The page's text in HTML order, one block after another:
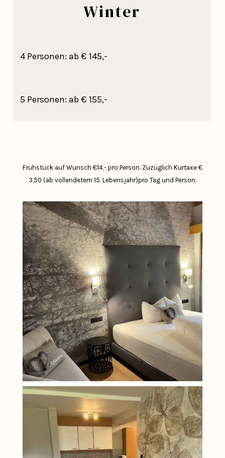
Winter
4 Personen: ab € 145,-
5 Personen: ab € 155,-
Frühstück auf Wunsch €14,- pro Person. Zuzüglich Kurtaxe €
3,50 (ab vollendetem 15. Lebensjahr)pro Tag und Person.